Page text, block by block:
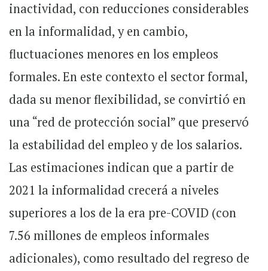
inactividad, con reducciones considerables
en la informalidad, y en cambio,
fluctuaciones menores en los empleos
formales. En este contexto el sector formal,
dada su menor flexibilidad, se convirtió en
una “red de protección social” que preservó
la estabilidad del empleo y de los salarios.
Las estimaciones indican que a partir de
2021 la informalidad crecerá a niveles
superiores a los de la era pre-COVID (con
7.56 millones de empleos informales
adicionales), como resultado del regreso de